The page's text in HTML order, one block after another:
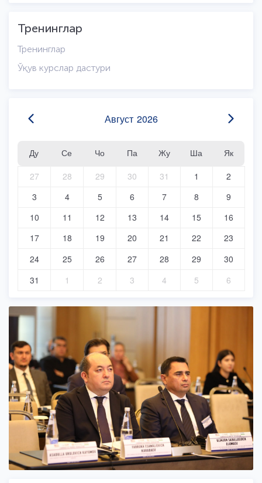
Тренинглар
Тренинглар
Ўқув курслар дастури
Август 2026
Ду Се Чо Па Жу Ша
Як
27
28 29 30 31 1
2
3
4 5 6 7 8
9
10
11 12 13 14 15
16
17
18 19 20 21 22
23
24
25 26 27 28 29
30
31
1 2 3 4 5 6